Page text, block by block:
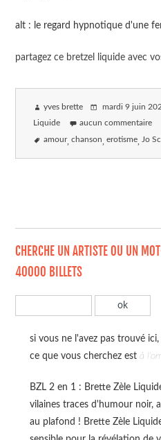
alt : le regard hypnotique d'une
partagez ce bretzel liquide avec
yves brette mardi 9 juin
Liquide aucun commentaire
amour chanson erotisme Jo
CHERCHE UN ARTISTE OU UN
40000 BILLETS
si vous ne l'avez pas trouvé
ce que vous cherchez est à
BZL 2 en 1 : Brette Zèle
vilaines traces d'humour noir,
au plafond ! Brette Zèle